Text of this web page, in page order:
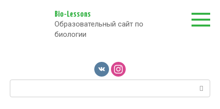
Bio-Lessons
Образовательный сайт по
биологии
Поиск: